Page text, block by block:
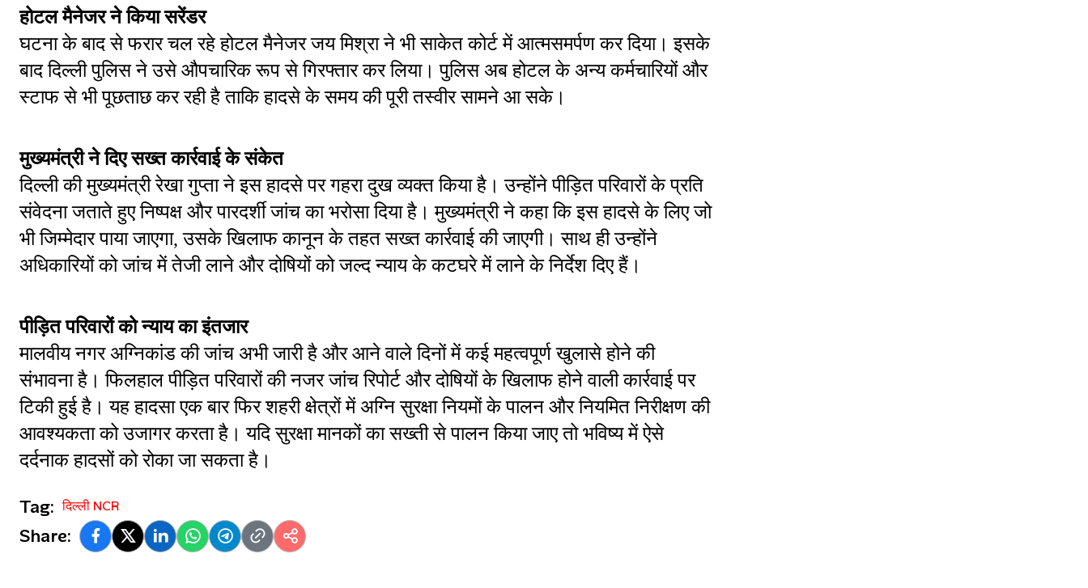
होटल मैनेजर ने किया सरेंडर
घटना के बाद से फरार चल रहे होटल मैनेजर जय मिश्रा ने भी साकेत कोर्ट में आत्मसमर्पण कर दिया। इसके
बाद दिल्ली पुलिस ने उसे औपचारिक रूप से गिरफ्तार कर लिया। पुलिस अब होटल के अन्य कर्मचारियों और
स्टाफ से भी पूछताछ कर रही है ताकि हादसे के समय की पूरी तस्वीर सामने आ सके।
मुख्यमंत्री ने दिए सख्त कार्रवाई के संकेत
दिल्ली की मुख्यमंत्री रेखा गुप्ता ने इस हादसे पर गहरा दुख व्यक्त किया है। उन्होंने पीड़ित परिवारों के प्रति
संवेदना जताते हुए निष्पक्ष और पारदर्शी जांच का भरोसा दिया है। मुख्यमंत्री ने कहा कि इस हादसे के लिए जो
भी जिम्मेदार पाया जाएगा, उसके खिलाफ कानून के तहत सख्त कार्रवाई की जाएगी। साथ ही उन्होंने
अधिकारियों को जांच में तेजी लाने और दोषियों को जल्द न्याय के कटघरे में लाने के निर्देश दिए हैं।
पीड़ित परिवारों को न्याय का इंतजार
मालवीय नगर अग्निकांड की जांच अभी जारी है और आने वाले दिनों में कई महत्वपूर्ण खुलासे होने की
संभावना है। फिलहाल पीड़ित परिवारों की नजर जांच रिपोर्ट और दोषियों के खिलाफ होने वाली कार्रवाई पर
टिकी हुई है। यह हादसा एक बार फिर शहरी क्षेत्रों में अग्नि सुरक्षा नियमों के पालन और नियमित निरीक्षण की
आवश्यकता को उजागर करता है। यदि सुरक्षा मानकों का सख्ती से पालन किया जाए तो भविष्य में ऐसे
दर्दनाक हादसों को रोका जा सकता है।
Tag: दिल्ली NCR
Share: